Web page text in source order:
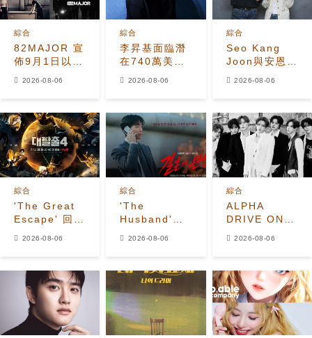
82MAJOR 宣
佈9月1日以全
綜合
2026-08-06
李昇基面臨潛
在740萬美元
款恐受牽連
綜合
2026-08-06
Seo Kang
Joon與安恩真
綜合
2026-08-06
'The Great
Escape' 回
夫勝寛加入全
新陣容
綜合
2026-08-06
'The
Husband'收
榜首，懸疑劇
進入最後兩集
綜合
2026-08-06
ALPHA
DRIVE ONE
霸氣預告照
綜合
2026-08-06